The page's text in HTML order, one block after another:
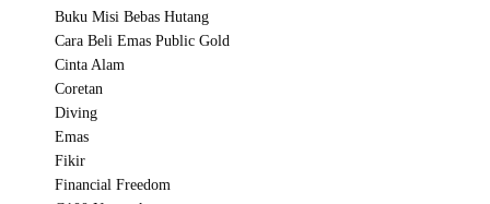
Buku Misi Bebas Hutang
Cara Beli Emas Public Gold
Cinta Alam
Coretan
Diving
Emas
Fikir
Financial Freedom